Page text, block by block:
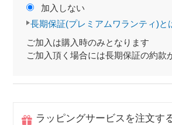
加入しない
長期保証(プレミアムワランティ)と
ご加入は購入時のみとなります
ご加入頂く場合には長期保証の約款
ラッピングサービスを注文す